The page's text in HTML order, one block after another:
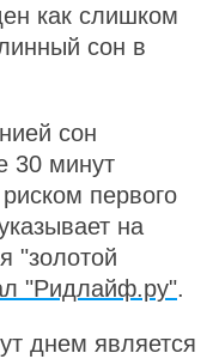
как слишком
сон в
сон
30 минут
первого
на
"золотой
"Ридлайф.ру".
днем является